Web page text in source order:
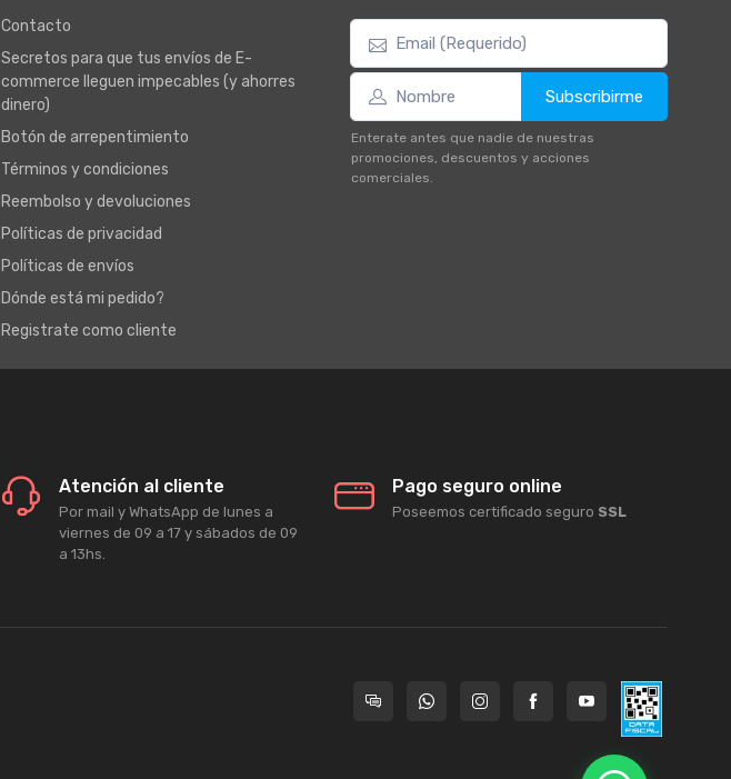
Contacto
Secretos para que tus envíos de E-
commerce lleguen impecables (y ahorres
dinero)
Botón de arrepentimiento
Términos y condiciones
Reembolso y devoluciones
Políticas de privacidad
Políticas de envíos
Dónde está mi pedido?
Registrate como cliente
Subscribirme
Enterate antes que nadie de nuestras
promociones, descuentos y acciones
comerciales.
Atención al cliente
Por mail y WhatsApp de lunes a
viernes de 09 a 17 y sábados de 09
a 13hs.
Pago seguro online
Poseemos certificado seguro SSL